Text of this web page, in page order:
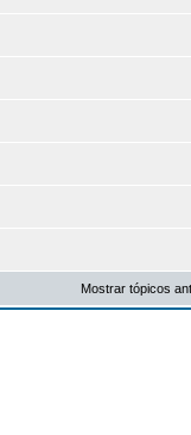
Mostrar tópicos